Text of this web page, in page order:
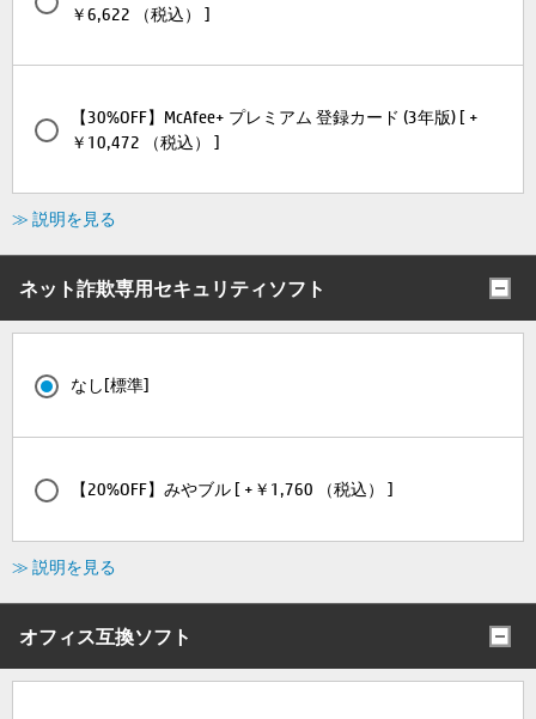
￥6,622 （税込） ]
【30%OFF】McAfee+ プレミアム 登録カード (3年版) [ +
￥10,472 （税込） ]
≫ 説明を見る
ネット詐欺専用セキュリティソフト
なし[標準]
【20%OFF】みやブル [ +￥1,760 （税込） ]
≫ 説明を見る
オフィス互換ソフト